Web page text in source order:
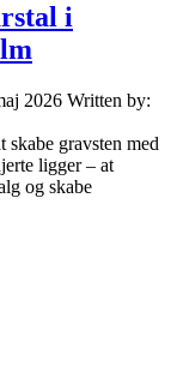
i
2026 Written by:
skabe gravsten med
ligger – at
og skabe